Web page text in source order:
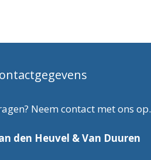
Neem contact met ons op.
den Heuvel & Van Duuren